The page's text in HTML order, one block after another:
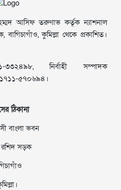
আসিফ তরুণাভ কর্তৃক ন্যাশনাল
কুমিল্লা থেকে প্রকাশিত।
নির্বাহী সম্পাদক
৫৭০৬৯৪।
ঠিকানা
বাংলা ভবন
সড়ক